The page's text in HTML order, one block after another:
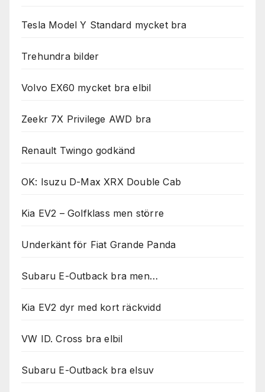
Tesla Model Y Standard mycket bra
Trehundra bilder
Volvo EX60 mycket bra elbil
Zeekr 7X Privilege AWD bra
Renault Twingo godkänd
OK: Isuzu D-Max XRX Double Cab
Kia EV2 – Golfklass men större
Underkänt för Fiat Grande Panda
Subaru E-Outback bra men…
Kia EV2 dyr med kort räckvidd
VW ID. Cross bra elbil
Subaru E-Outback bra elsuv